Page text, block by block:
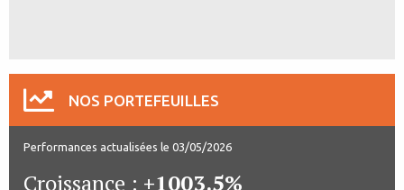
NOS PORTEFEUILLES
Performances actualisées le 03/05/2026
Croissance : +1003.5%